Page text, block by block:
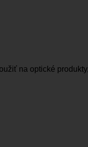
na optické